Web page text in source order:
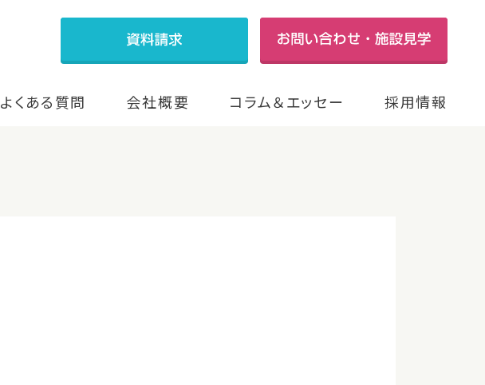
よくある質問 会社概要 コラム＆エッセー 採用情報